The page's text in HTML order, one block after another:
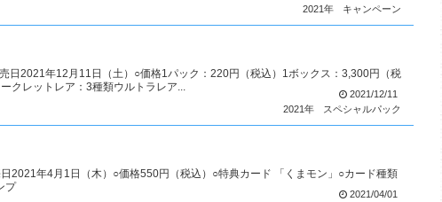
2021年
キャンペーン
日2021年12月11日（土）○価格1パック：220円（税込）1ボックス：3,300円（税
クレットレア：3種類ウルトラレア...
2021/12/11
2021年
スペシャルパック
2021年4月1日（木）○価格550円（税込）○特典カード 「くまモン」○カード種類
プ
2021/04/01